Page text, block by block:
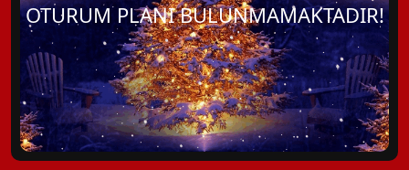
OTURUM PLANI BULUNMAMAKTADIR!